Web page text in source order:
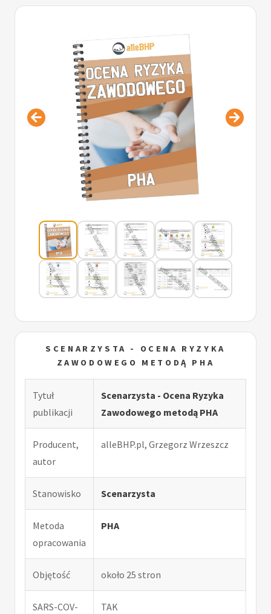
SCENARZYSTA - OCENA RYZYKA
ZAWODOWEGO METODĄ PHA
Tytuł
publikacji
Scenarzysta - Ocena Ryzyka
Zawodowego metodą PHA
Producent,
autor
alleBHP.pl, Grzegorz Wrzeszcz
Stanowisko Scenarzysta
Metoda
opracowania
PHA
Objętość około 25 stron
SARS-COV-
TAK